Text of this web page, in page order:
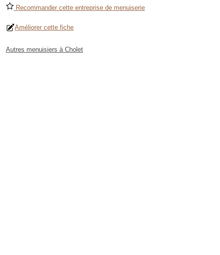
Recommander cette entreprise de menuiserie
Améliorer cette fiche
Autres menuisiers à Cholet